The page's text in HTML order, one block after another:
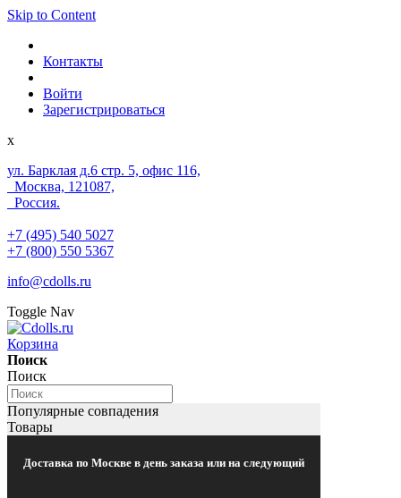
Skip to Content
Контакты
Войти
Зарегистрироваться
x
ул. Барклая д.6 стр. 5, офис 116,
Москва, 121087,
Россия.
+7 (495) 540 5027
+7 (800) 550 5367
info@cdolls.ru
Toggle Nav
Корзина
Поиск
Поиск
Популярные совпадения
Товары
Доставка по Москве в день заказа или на следующий